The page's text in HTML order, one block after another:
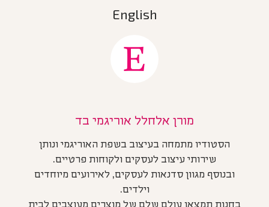
English
מורן אלחלל אוריגמי בד
הסטודיו מתמחה בעיצוב בשפת האוריגמי ונותן
שירותי עיצוב לעסקים ולקוחות פרטיים.
ובנוסף מגוון סדנאות לעסקים, לאירועים מיוחדים
וילדים.
בחנות תמצאו עולם שלם של מוצרים מעוצבים לבית